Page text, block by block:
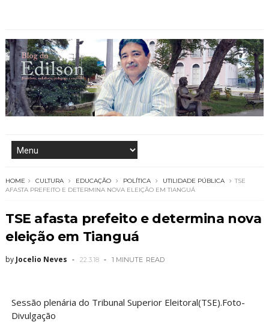
HOME CULTURA EDUCAÇÃO POLÍTICA UTILIDADE PÚBLICA
TSE
AFASTA PREFEITO E DETERMINA NOVA ELEIÇÃO EM TIANGUÁ
TSE afasta prefeito e determina nova
eleição em Tianguá
by Jocelio Neves 22.3.18 1 MINUTE READ
Sessão plenária do Tribunal Superior Eleitoral(TSE).Foto-
Divulgação